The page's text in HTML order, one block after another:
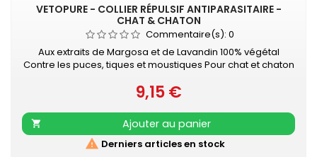
VETOPURE - COLLIER RÉPULSIF ANTIPARASITAIRE -
CHAT & CHATON
Commentaire(s): 0
Aux extraits de Margosa et de Lavandin 100% végétal
Contre les puces, tiques et moustiques Pour chat et chaton
réfléchissant - longueur 35 cm) Diffusion continue des
extraits de Margosa et de Lavandin Contre les puces,
tiques et moustiques Protection de 3 mois Bande
réfléchissante Résiste à...
Prix
9,15 €

Ajouter au panier
 Derniers articles en stock